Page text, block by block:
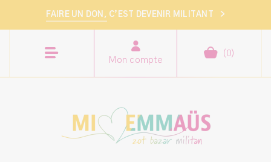
FAIRE UN DON, C’EST DEVENIR MILITANT >
Mon compte
( 0)